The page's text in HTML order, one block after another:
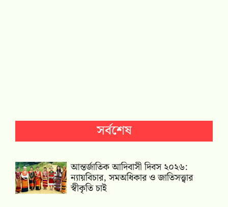
সর্বশেষ
আন্তর্জাতিক আদিবাসী দিবস ২০২৬:
ন্যায়বিচার, সমঅধিকার ও জাতিসত্ত্বার
স্বীকৃতি চাই